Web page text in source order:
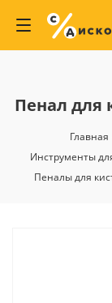
Пенал для
Главная
Инструменты
Пеналы для